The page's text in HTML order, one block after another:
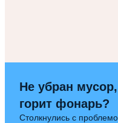
Не убран
горит фонарь?
Столкнулись с